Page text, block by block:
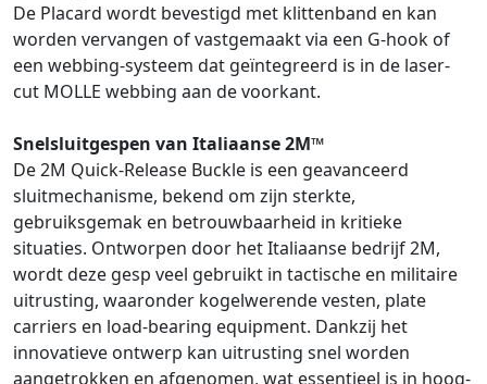
De Placard wordt bevestigd met klittenband en kan
worden vervangen of vastgemaakt via een G-hook of
een webbing-systeem dat geïntegreerd is in de laser-
cut MOLLE webbing aan de voorkant.
Snelsluitgespen van Italiaanse 2M™
De 2M Quick-Release Buckle is een geavanceerd
sluitmechanisme, bekend om zijn sterkte,
gebruiksgemak en betrouwbaarheid in kritieke
situaties. Ontworpen door het Italiaanse bedrijf 2M,
wordt deze gesp veel gebruikt in tactische en militaire
uitrusting, waaronder kogelwerende vesten, plate
carriers en load-bearing equipment. Dankzij het
innovatieve ontwerp kan uitrusting snel worden
aangetrokken en afgenomen, wat essentieel is in hoog-